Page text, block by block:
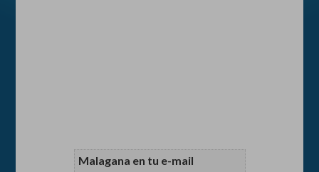
Malagana en tu e-mail